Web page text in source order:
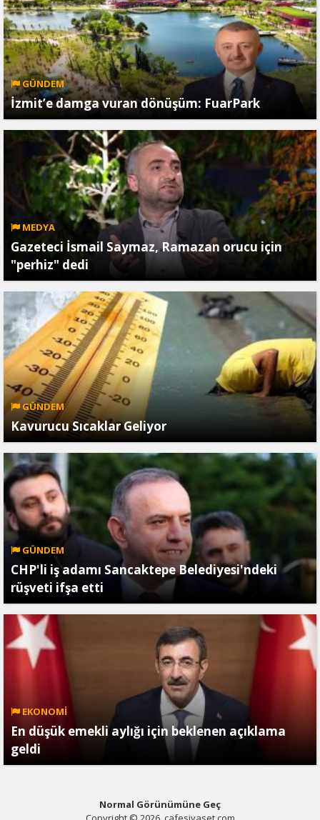
GÜNDEM
İzmit’e damga vuran dönüşüm: FuarPark
MEDYA
Gazeteci İsmail Saymaz, Ramazan orucu için
"perhiz" dedi
GÜNDEM
Kavurucu Sıcaklar Geliyor
GÜNDEM
CHP'li iş adamı Sancaktepe Belediyesi'ndeki
rüşveti ifşa etti
EKONOMİ
En düşük emekli aylığı için beklenen açıklama
geldi
Normal Görünümüne Geç